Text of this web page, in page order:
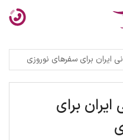
ایران برای سفرهای نوروزی
برای